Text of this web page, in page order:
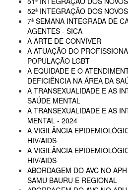
52ª INTEGRAÇÃO DOS
7ª SEMANA INTEGRADA DE
AGENTES - SICA
A ARTE DE CONVIVER
A ATUAÇÃO DO
POPULAÇÃO LGBT
A EQUIDADE E O
DEFICIÊNCIA NA ÁREA DA
A TRANSEXUALIDADE E AS
SAÚDE MENTAL
A TRANSEXUALIDADE E AS
MENTAL - 2024
A VIGILÂNCIA
HIV/AIDS
A VIGILÂNCIA
HIV/AIDS
ABORDAGEM DO AVC NO
SAMU BAURU E REGIONAL